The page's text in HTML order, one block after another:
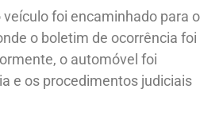
foi encaminhado para o
o boletim de ocorrência foi
o automóvel foi
e os procedimentos judiciais